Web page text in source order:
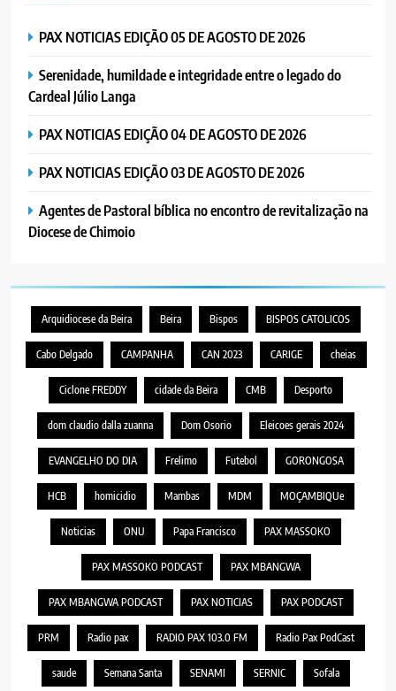
PAX NOTICIAS EDIÇÃO 05 DE AGOSTO DE 2026
Serenidade, humildade e integridade entre o legado do
Cardeal Júlio Langa
PAX NOTICIAS EDIÇÃO 04 DE AGOSTO DE 2026
PAX NOTICIAS EDIÇÃO 03 DE AGOSTO DE 2026
Agentes de Pastoral bíblica no encontro de revitalização na
Diocese de Chimoio
Arquidiocese da Beira Beira Bispos BISPOS CATOLICOS
Cabo Delgado CAMPANHA CAN 2023 CARIGE cheias
Ciclone FREDDY cidade da Beira CMB Desporto
dom claudio dalla zuanna Dom Osorio Eleicoes gerais 2024
EVANGELHO DO DIA Frelimo Futebol GORONGOSA
HCB homicidio Mambas MDM MOÇAMBIQUe
Noticias ONU Papa Francisco PAX MASSOKO
PAX MASSOKO PODCAST PAX MBANGWA
PAX MBANGWA PODCAST PAX NOTICIAS PAX PODCAST
PRM Radio pax RADIO PAX 103.0 FM Radio Pax PodCast
saude Semana Santa SENAMI SERNIC Sofala